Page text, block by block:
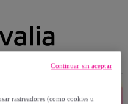
rastreadores (como cookies u
Continuar sin aceptar